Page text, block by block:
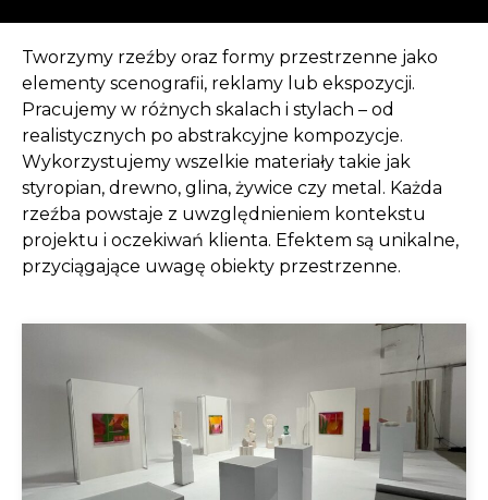
Tworzymy rzeźby oraz formy przestrzenne jako
elementy scenografii, reklamy lub ekspozycji.
Pracujemy w różnych skalach i stylach – od
realistycznych po abstrakcyjne kompozycje.
Wykorzystujemy wszelkie materiały takie jak
styropian, drewno, glina, żywice czy metal. Każda
rzeźba powstaje z uwzględnieniem kontekstu
projektu i oczekiwań klienta. Efektem są unikalne,
przyciągające uwagę obiekty przestrzenne.